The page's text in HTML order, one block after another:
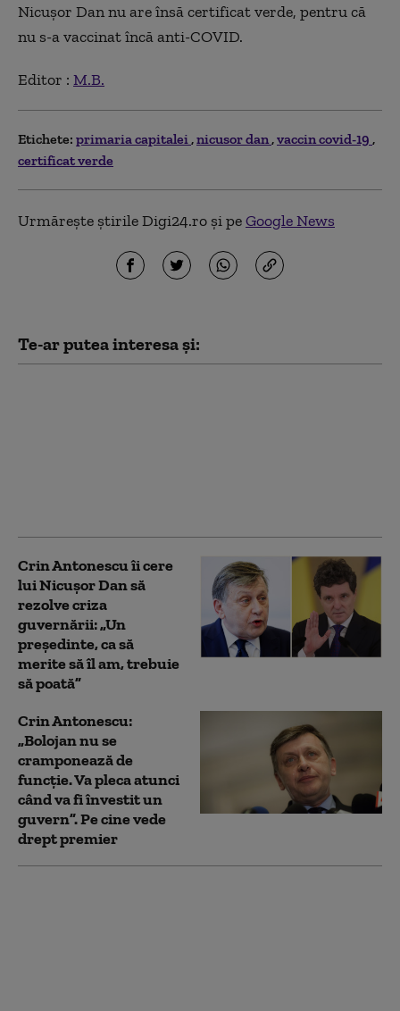
Nicușor Dan nu are însă certificat verde, pentru că
nu s-a vaccinat încă anti-COVID.
Editor : M.B.
Etichete: primaria capitalei nicusor dan vaccin covid-19
certificat verde
Urmărește știrile Digi24.ro și peGoogle News
Te-ar putea interesa și:
Crin Antonescu îi cere
lui Nicușor Dan să
rezolve criza
guvernării: „Un
președinte, ca să
merite să îl am, trebuie
să poată”
Crin Antonescu:
„Bolojan nu se
cramponează de
funcție. Va pleca atunci
când va fi învestit un
guvern”. Pe cine vede
drept premier